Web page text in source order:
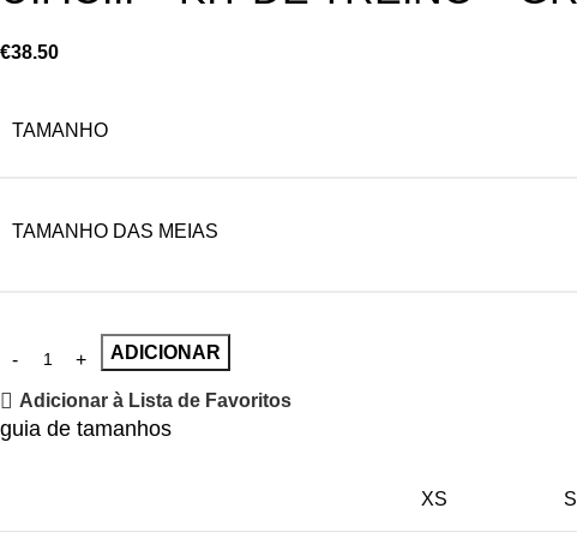
€38.50
TAMANHO
TAMANHO DAS MEIAS
ADICIONAR
Adicionar à Lista de Favoritos
guia de tamanhos
XS S